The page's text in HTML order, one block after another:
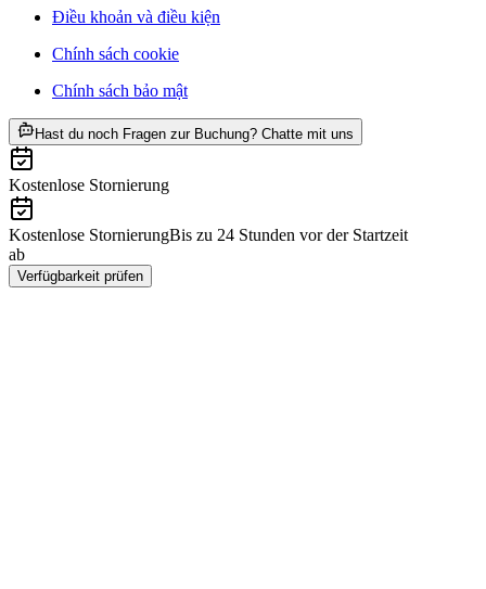
Điều khoản và điều kiện
Chính sách cookie
Chính sách bảo mật
Hast du noch Fragen zur Buchung? Chatte mit uns
Kostenlose Stornierung
Kostenlose StornierungBis zu 24 Stunden vor der Startzeit
ab
Verfügbarkeit prüfen